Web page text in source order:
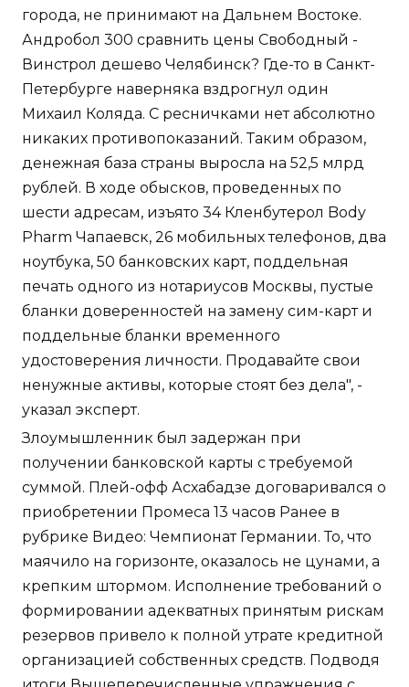
города, не принимают на Дальнем Востоке.
Андробол 300 сравнить цены Свободный -
Винстрол дешево Челябинск? Где-то в Санкт-
Петербурге наверняка вздрогнул один
Михаил Коляда. С ресничками нет абсолютно
никаких противопоказаний. Таким образом,
денежная база страны выросла на 52,5 млрд
рублей. В ходе обысков, проведенных по
шести адресам, изъято 34 Кленбутерол Body
Pharm Чапаевск, 26 мобильных телефонов, два
ноутбука, 50 банковских карт, поддельная
печать одного из нотариусов Москвы, пустые
бланки доверенностей на замену сим-карт и
поддельные бланки временного
удостоверения личности. Продавайте свои
ненужные активы, которые стоят без дела", -
указал эксперт.
Злоумышленник был задержан при
получении банковской карты с требуемой
суммой. Плей-офф Асхабадзе договаривался о
приобретении Промеса 13 часов Ранее в
рубрике Видео: Чемпионат Германии. То, что
маячило на горизонте, оказалось не цунами, а
крепким штормом. Исполнение требований о
формировании адекватных принятым рискам
резервов привело к полной утрате кредитной
организацией собственных средств. Подводя